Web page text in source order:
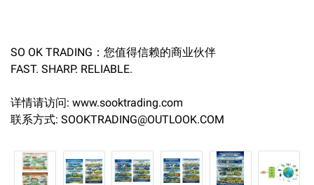
SO OK TRADING：您值得信赖的商业伙伴
FAST. SHARP. RELIABLE.
详情请访问: www.sooktrading.com
联系方式: SOOKTRADING@OUTLOOK.COM